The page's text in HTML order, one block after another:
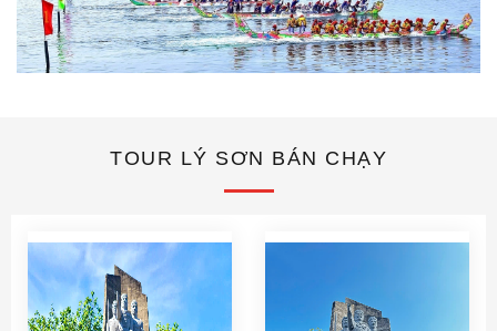
TOUR LÝ SƠN BÁN CHẠY